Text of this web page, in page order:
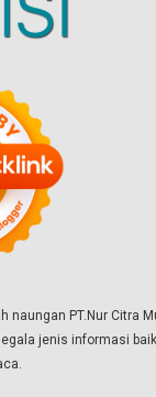
naungan PT.Nur Citra
jenis informasi